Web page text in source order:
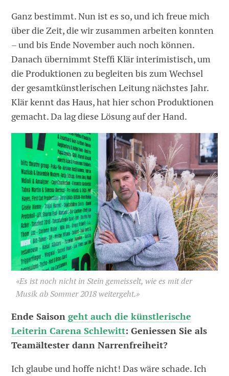
Ganz bestimmt. Nun ist es so, und ich freue mich
über die Zeit, die wir zusammen arbeiten konnten
– und bis Ende November auch noch können.
Danach übernimmt Steffi Klär interimistisch, um
die Produktionen zu begleiten bis zum Wechsel
der gesamtkünstlerischen Leitung nächstes Jahr.
Klär kennt das Haus, hat hier schon Produktionen
gemacht. Da lag diese Lösung auf der Hand.
«Es ist noch nicht in Stein gemeisselt, wie es mit der
Musik ab Sommer 2018 weitergeht.»
Ende Saisongeht auch die künstlerische
Leiterin Carena Schlewitt: Geniessen Sie als
Teamältester dann Narrenfreiheit?
Ich glaube und hoffe nicht! Das wäre schade. Ich